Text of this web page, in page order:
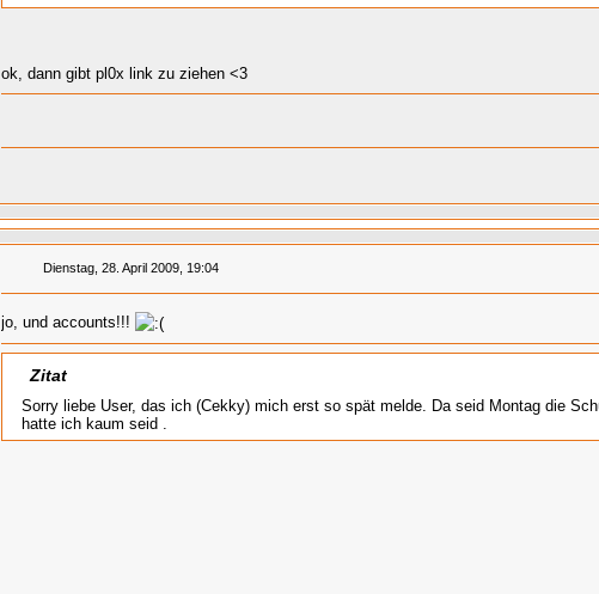
ok, dann gibt pl0x link zu ziehen <3
Dienstag, 28. April 2009, 19:04
jo, und accounts!!!
Zitat
Sorry liebe User, das ich (Cekky) mich erst so spät melde. Da seid Montag die
hatte ich kaum seid .